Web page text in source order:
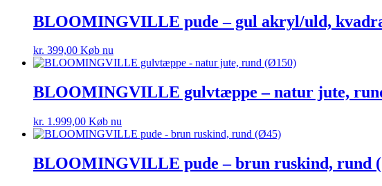
BLOOMINGVILLE pude – gul akryl/uld,
kr. 399,00 Køb nu
BLOOMINGVILLE gulvtæppe – natur jute,
kr. 1.999,00 Køb nu
BLOOMINGVILLE pude – brun ruskind, rund